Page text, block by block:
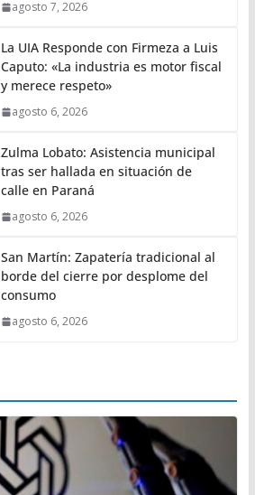
agosto 7, 2026
La UIA Responde con Firmeza a Luis
Caputo: «La industria es motor fiscal
y merece respeto»
agosto 6, 2026
Zulma Lobato: Asistencia municipal
tras ser hallada en situación de
calle en Paraná
agosto 6, 2026
San Martín: Zapatería tradicional al
borde del cierre por desplome del
consumo
agosto 6, 2026